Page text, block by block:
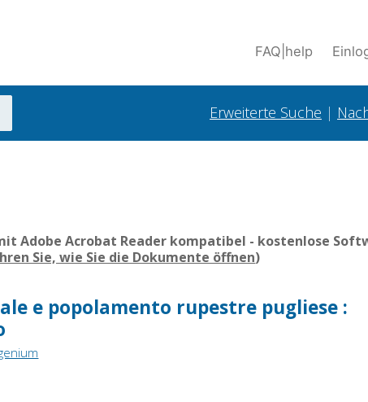
FAQ help
Erweiterte Suche |
Adobe Acrobat Reader kompatibel - kostenlose
Sie, wie Sie die Dokumente öffnen)
e popolamento rupestre pugliese :